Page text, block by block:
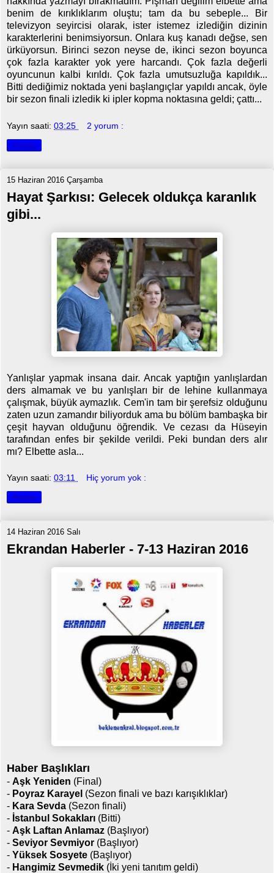
benim de kırıklıklarım oluştu; tam da bu sebeple... Bir
televizyon seyircisi olarak, ister istemez izlediğin dizinin
karakterlerini benimsiyorsun. Onlara kuş kanadı değse, sen
ürküyorsun. Birinci sezon neyse de, ikinci sezon boyunca
çok fazla karakter yok yere harcandı. Çok fazla değerli
oyuncunun kalbi kırıldı. Çok fazla umutsuzluğa kapıldık...
Bitti dediğimiz noktada yeni başlangıçlar yapıldı ancak, öyle
bir sezon finali izledik ki ipler kopma noktasına geldi; çattı...
Yayın saati: 03:25 2 yorum :
Paylaş
15 Haziran 2016 Çarşamba
Hayat Şarkısı: Gelecek oldukça karanlık
gibi...
Yanlışlar yapmak insana dair. Ancak yaptığın yanlışlardan
ders almamak ve bu yanlışları bir de lehine kullanmaya
çalışmak, büyük aymazlık. Cem'in tam bir şerefsiz olduğunu
zaten uzun zamandır biliyorduk ama bu bölüm bambaşka bir
çeşit hayvan olduğunu öğrendik. Ve cezası da Hüseyin
tarafından enfes bir şekilde verildi. Peki bundan ders alır
mı? Elbette asla...
Yayın saati: 03:11 Hiç yorum yok :
Paylaş
14 Haziran 2016 Salı
Ekrandan Haberler - 7-13 Haziran 2016
Haber Başlıkları
- Aşk Yeniden (Final)
- Poyraz Karayel (Sezon finali ve bazı karışıklıklar)
- Kara Sevda (Sezon finali)
- İstanbul Sokakları (Bitti)
- Aşk Laftan Anlamaz (Başlıyor)
- Seviyor Sevmiyor (Başlıyor)
- Yüksek Sosyete (Başlıyor)
- Hangimiz Sevmedik (İki yeni tanıtım geldi)